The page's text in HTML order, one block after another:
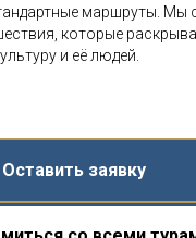
маршруты. Мы
которые
и её людей.
Оставить заявку